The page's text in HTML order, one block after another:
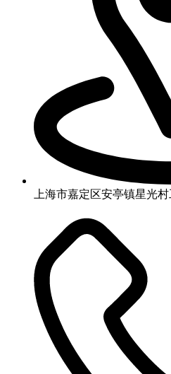
上海市嘉定区安亭镇星光